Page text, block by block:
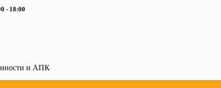
- 18:00
и АПК